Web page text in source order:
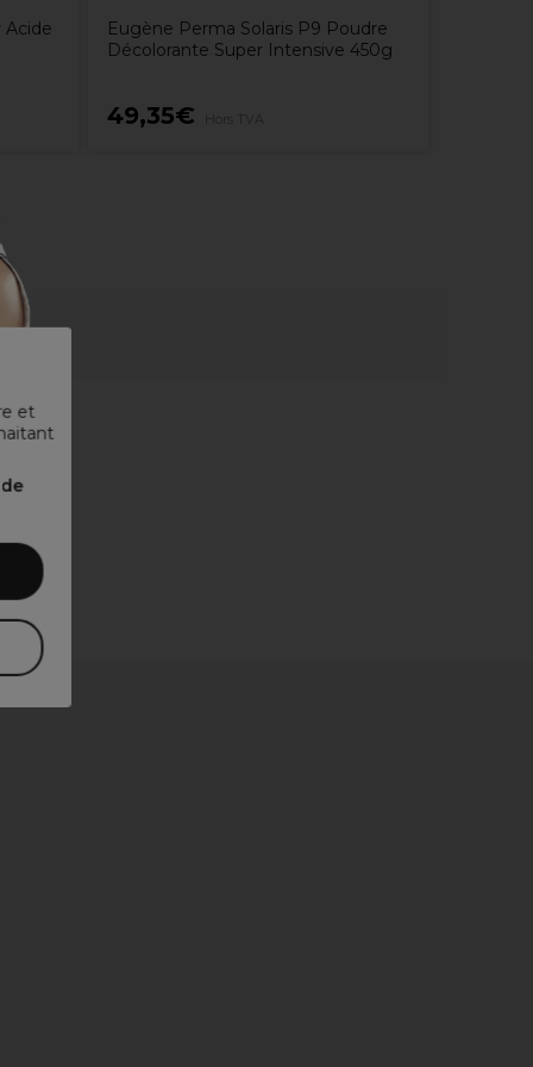
et
Acide
Eugène Perma Solaris P9 Poudre
Décolorante Super Intensive 450g
49,35€